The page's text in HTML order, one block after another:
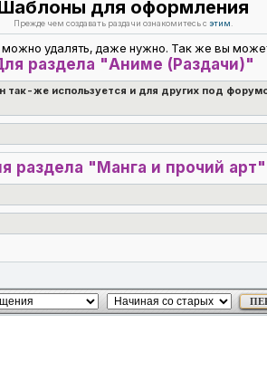
для оформления
Прежде чем создавать раздачи ознакомитесь с этим
удалять, даже нужно. Так же вы
раздела "Аниме (Раздачи)"
же используется и для других под
раздела "Манга и прочий арт"